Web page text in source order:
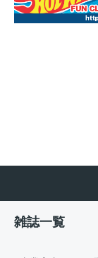
雑誌一覧